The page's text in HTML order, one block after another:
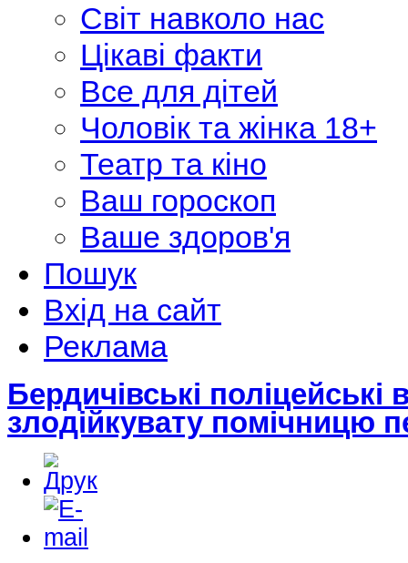
Світ навколо нас
Цікаві факти
Все для дітей
Чоловік та жінка 18+
Театр та кіно
Ваш гороскоп
Ваше здоров'я
Пошук
Вхід на сайт
Реклама
Бердичівські поліцейські
злодійкувату помічницю